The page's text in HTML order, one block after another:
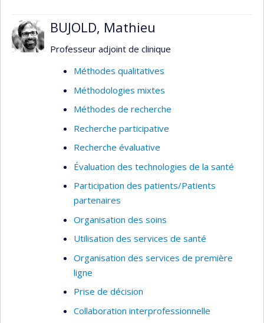
BUJOLD, Mathieu
Professeur adjoint de clinique
Méthodes qualitatives
Méthodologies mixtes
Méthodes de recherche
Recherche participative
Recherche évaluative
Évaluation des technologies de la santé
Participation des patients/Patients
partenaires
Organisation des soins
Utilisation des services de santé
Organisation des services de première
ligne
Prise de décision
Collaboration interprofessionnelle